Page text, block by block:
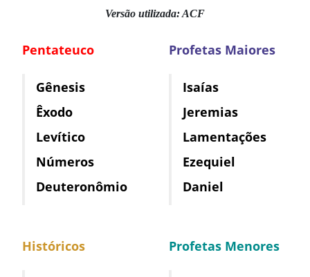
Versão utilizada: ACF
Pentateuco
Gênesis
Êxodo
Levítico
Números
Deuteronômio
Históricos
Profetas Maiores
Isaías
Jeremias
Lamentações
Ezequiel
Daniel
Profetas Menores